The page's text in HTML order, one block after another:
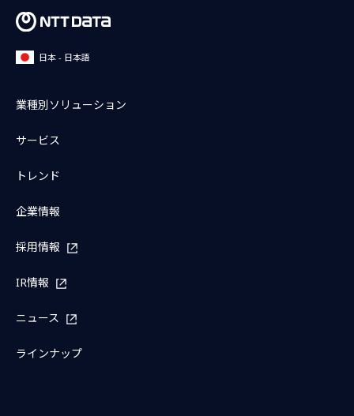
日本 - 日本語
業種別ソリューション
サービス
トレンド
企業情報
採用情報
IR情報
ニュース
ラインナップ